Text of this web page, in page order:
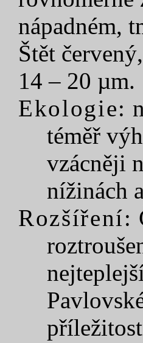
nápadném,
Štět
14 – 20 µm.
Ekologie:
téměř
vzácněji
nížinách
Rozšíření: